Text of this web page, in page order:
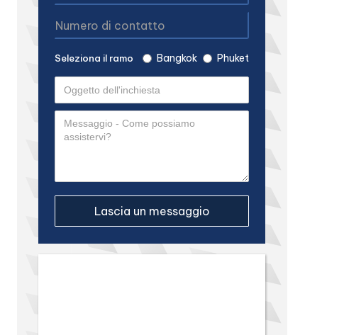
Seleziona il ramo Bangkok Phuket